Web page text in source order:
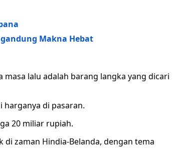
Makna Hebat
lalu adalah barang langka yang dicari
di pasaran.
20 miliar rupiah.
zaman Hindia-Belanda, dengan tema